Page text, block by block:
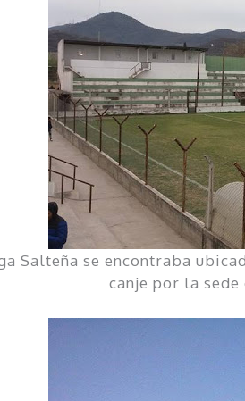
Salteña se encontraba
canje por la sede